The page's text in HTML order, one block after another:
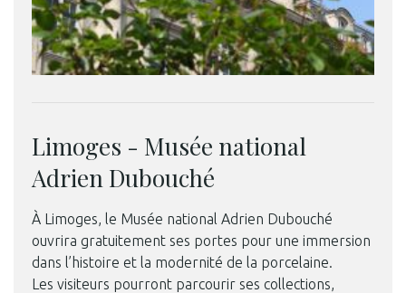
Limoges - Musée national
Adrien Dubouché
À Limoges, le Musée national Adrien Dubouché
ouvrira gratuitement ses portes pour une immersion
dans l’histoire et la modernité de la porcelaine.
Les visiteurs pourront parcourir ses collections,